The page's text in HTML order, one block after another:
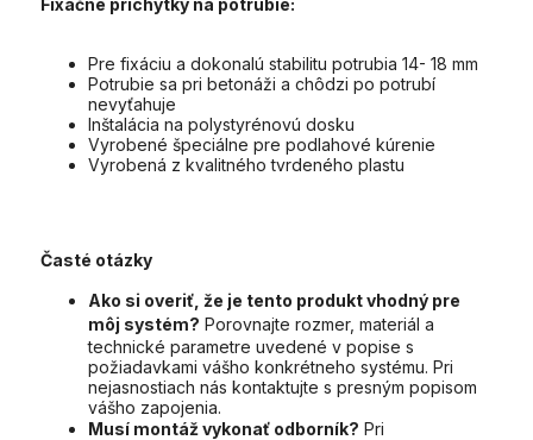
Fixačné príchytky na potrubie:
Pre fixáciu a dokonalú stabilitu potrubia 14- 18 mm
Potrubie sa pri betonáži a chôdzi po potrubí
nevyťahuje
Inštalácia na polystyrénovú dosku
Vyrobené špeciálne pre podlahové kúrenie
Vyrobená z kvalitného tvrdeného plastu
Časté otázky
Ako si overiť, že je tento produkt vhodný pre
môj systém? Porovnajte rozmer, materiál a
technické parametre uvedené v popise s
požiadavkami vášho konkrétneho systému. Pri
nejasnostiach nás kontaktujte s presným popisom
vášho zapojenia.
Musí montáž vykonať odborník? Pri